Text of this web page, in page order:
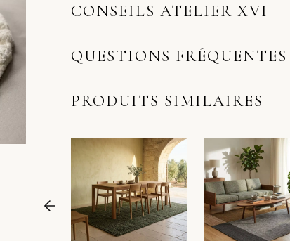
CONSEILS ATELIER XVI
QUESTIONS FRÉQUENTES
PRODUITS SIMILAIRES